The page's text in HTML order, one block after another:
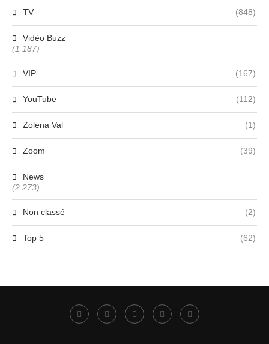
TV (848)
Vidéo Buzz
(1 187)
VIP (167)
YouTube (112)
Zolena Val (1)
Zoom (39)
News
(2 273)
Non classé (2)
Top 5 (62)